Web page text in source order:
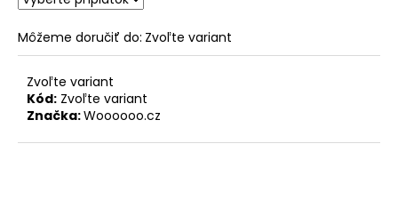
Môžeme doručiť do: Zvoľte variant
Zvoľte variant
Kód: Zvoľte variant
Značka:Woooooo.cz